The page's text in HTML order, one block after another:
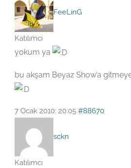
FeeLinG
Katılımcı
yokum ya
bu akşam Beyaz Show’a
7 Ocak 2010: 20:05 #88670
sckn
Katılımcı